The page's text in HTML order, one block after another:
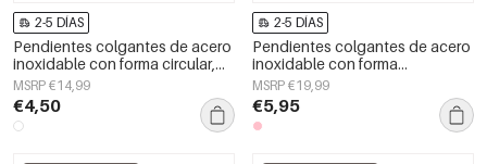
2-5 DÍAS
Pendientes colgantes de acero
inoxidable con forma circular,
estilo casual y sencillo para uso
diario. Joyería para mujer.
MSRP €14,99
€4,50
2-5 DÍAS
Pendientes colgantes de acero
inoxidable con forma
geométrica, estilo casual y
sencillo, de la serie de joyería
para mujer.
MSRP €19,99
€5,95